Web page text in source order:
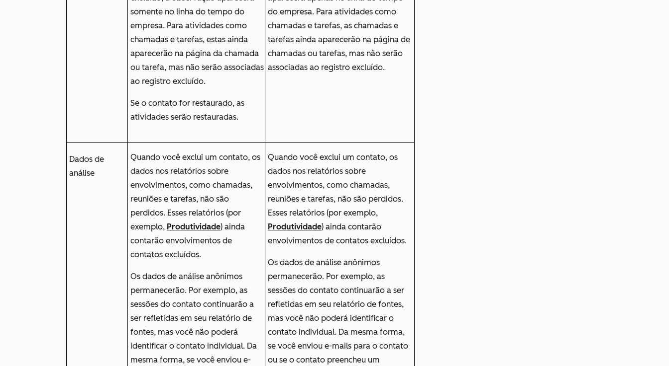
somente no linha do tempo do
empresa. Para atividades como
chamadas e tarefas, estas ainda
aparecerão na página da chamada
ou tarefa, mas não serão associadas
ao registro excluído.
Se o contato for restaurado, as
atividades serão restauradas.
do empresa. Para atividades como
chamadas e tarefas, as chamadas e
tarefas ainda aparecerão na página de
chamadas ou tarefas, mas não serão
associadas ao registro excluído.
Dados de
análise
Quando você exclui um contato, os
dados nos relatórios sobre
envolvimentos, como chamadas,
reuniões e tarefas, não são
perdidos. Esses relatórios (por
exemplo, Produtividade) ainda
contarão envolvimentos de
contatos excluídos.
Os dados de análise anônimos
permanecerão. Por exemplo, as
sessões do contato continuarão a
ser refletidas em seu relatório de
fontes, mas você não poderá
identificar o contato individual. Da
mesma forma, se você enviou e-
Quando você exclui um contato, os
dados nos relatórios sobre
envolvimentos, como chamadas,
reuniões e tarefas, não são perdidos.
Esses relatórios (por exemplo,
Produtividade) ainda contarão
envolvimentos de contatos excluídos.
Os dados de análise anônimos
permanecerão. Por exemplo, as
sessões do contato continuarão a ser
refletidas em seu relatório de fontes,
mas você não poderá identificar o
contato individual. Da mesma forma,
se você enviou e-mails para o contato
ou se o contato preencheu um